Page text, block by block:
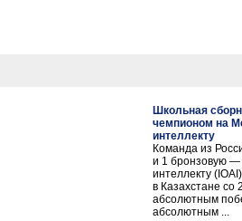
Школьная
чемпионом на
интеллекту
Команда из
и 1 бронзовую —
интеллекту
в Казахстане со
абсолютным
абсолютным ...